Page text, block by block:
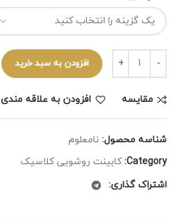
افزودن به سبد خرید
مقايسه افزودن به علاقه مندی
شناسه محصول: نامعلوم
Category: کابینت روشویی کلاسیک
اشتراک گذاری: